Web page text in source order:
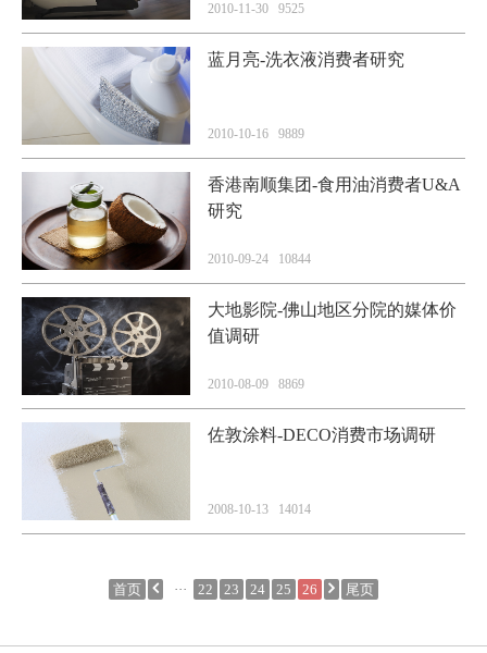
2010-11-30 9525
蓝月亮-洗衣液消费者研究
2010-10-16 9889
香港南顺集团-食用油消费者U&A
研究
2010-09-24 10844
大地影院-佛山地区分院的媒体价
值调研
2010-08-09 8869
佐敦涂料-DECO消费市场调研
2008-10-13 14014
首页 ··· 22 23 24 25 26 尾页